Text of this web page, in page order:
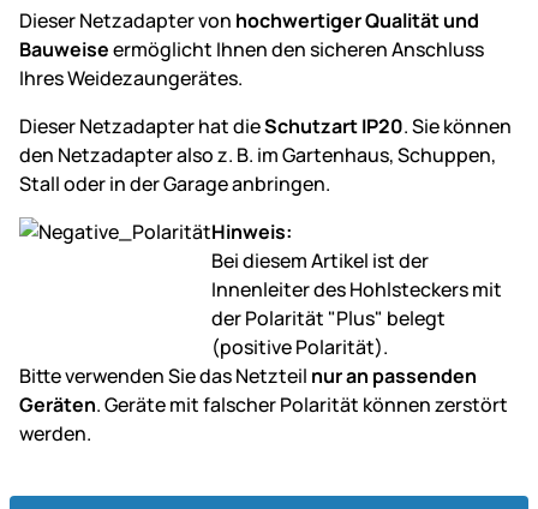
Dieser Netzadapter von hochwertiger Qualität und
Bauweiseermöglicht Ihnen den sicheren Anschluss
Ihres Weidezaungerätes.
Dieser Netzadapter hat dieSchutzart IP20. Sie können
den Netzadapter also z. B. im Gartenhaus, Schuppen,
Stall oder in der Garage anbringen.
Hinweis:
Bei diesem Artikel ist der
Innenleiter des Hohlsteckers mit
der Polarität "Plus" belegt
(positive Polarität).
Bitte verwenden Sie das Netzteil nur an passenden
Geräten. Geräte mit falscher Polarität können zerstört
werden.